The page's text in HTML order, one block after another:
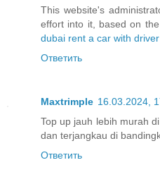
This website's
effort into it, based on
dubai rent a car with
Ответить
Maxtrimple 16.03.2024,
Top up jauh lebih murah
dan terjangkau di
Ответить